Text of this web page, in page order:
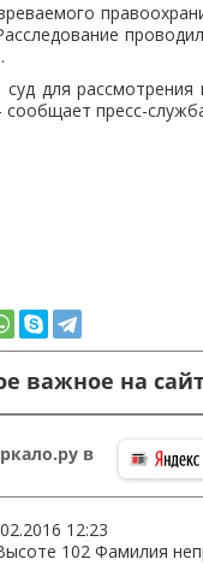
для
пресс-
важное на
в
12:23
102 Фамилия